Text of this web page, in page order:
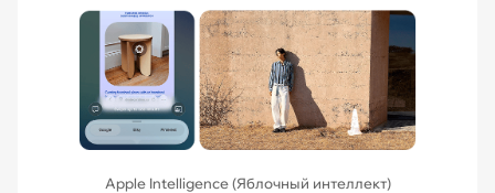
Apple Intelligence (Яблочный интеллект)